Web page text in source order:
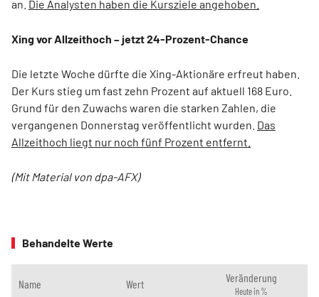
an. Die Analysten haben die Kursziele angehoben.
Xing vor Allzeithoch – jetzt 24-Prozent-Chance
Die letzte Woche dürfte die Xing-Aktionäre erfreut haben.
Der Kurs stieg um fast zehn Prozent auf aktuell 168 Euro.
Grund für den Zuwachs waren die starken Zahlen, die
vergangenen Donnerstag veröffentlicht wurden. Das
Allzeithoch liegt nur noch fünf Prozent entfernt.
(Mit Material von dpa-AFX)
Behandelte Werte
Name Wert Veränderung
Heute in %